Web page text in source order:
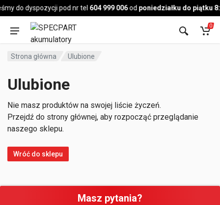
do dyspozycji pod nr tel 604 999 006od poniedziałku do piątku
Pojazd
0
Strona główna Ulubione
Ulubione
Nie masz produktów na swojej liście życzeń.
Przejdź do strony głównej, aby rozpocząć przeglądanie
naszego sklepu.
Wróć do sklepu
Masz pytania?